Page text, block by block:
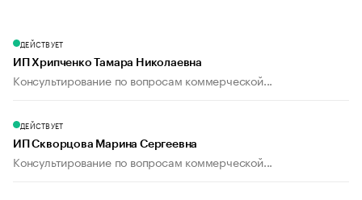
ДЕЙСТВУЕТ
ИП Хрипченко Тамара Николаевна
Консультирование по вопросам коммерческой...
ДЕЙСТВУЕТ
ИП Скворцова Марина Сергеевна
Консультирование по вопросам коммерческой...